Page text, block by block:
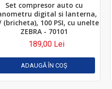
Set compresor auto cu
digital si lanterna,
(bricheta), 100 PSI, cu unelte
ZEBRA - 70101
189,00 Lei
ADAUGĂ ÎN COŞ